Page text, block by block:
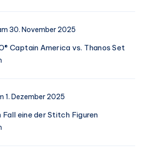
30. November 2025
Captain America vs. Thanos Set
1. Dezember 2025
Fall eine der Stitch Figuren